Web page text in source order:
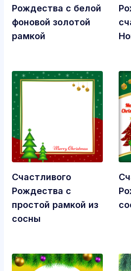
Рождества с белой
фоновой золотой
рамкой
Счастливого
Рождества с
простой рамкой из
сосны